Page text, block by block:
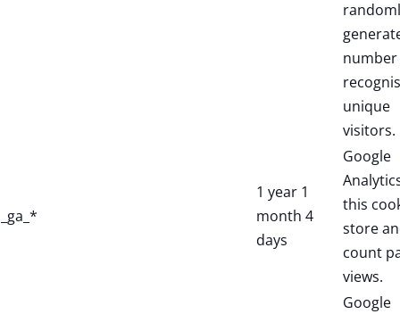
unique
visitors.
_ga_*
1 year 1
month 4
days
Google
this
store
count
views.
Google